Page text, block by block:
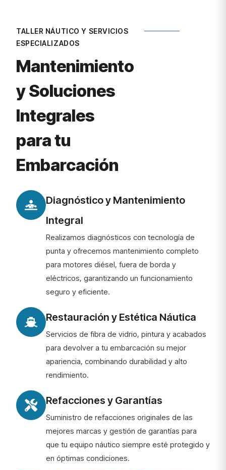
TALLER NÁUTICO Y SERVICIOS
ESPECIALIZADOS
Mantenimiento
y Soluciones
Integrales
para tu
Embarcación
Diagnóstico y Mantenimiento
Integral
Realizamos diagnósticos con tecnología de
punta y ofrecemos mantenimiento completo
para motores diésel, fuera de borda y
eléctricos, garantizando un funcionamiento
seguro y eficiente.
Restauración y Estética Náutica
Servicios de fibra de vidrio, pintura y acabados
para devolver a tu embarcación su mejor
apariencia, combinando durabilidad y alto
rendimiento.
Refacciones y Garantías
Suministro de refacciones originales de las
mejores marcas y gestión de garantías para
que tu equipo náutico siempre esté protegido y
en óptimas condiciones.